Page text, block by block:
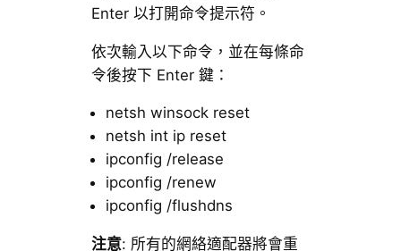
Enter 以打開命令提示符。
依次輸入以下命令，並在每條命
令後按下 Enter 鍵：
netsh winsock reset
netsh int ip reset
ipconfig /release
ipconfig /renew
ipconfig /flushdns
注意: 所有的網絡適配器將會重